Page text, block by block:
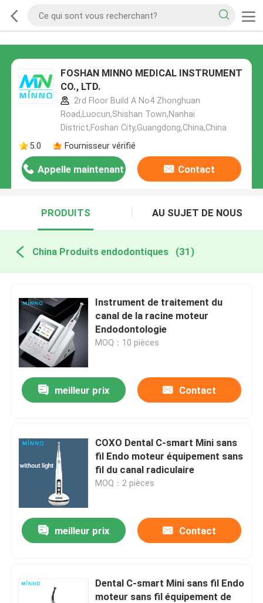
FOSHAN MINNO MEDICAL INSTRUMENT
CO., LTD.
2rd Floor Build A No4 Zhonghuan
Road,Luocun,Shishan Town,Nanhai
District,Foshan City,Guangdong,China,China
5.0
Fournisseur vérifié
Appelle maintenant Contact
PRODUITS AU SUJET DE NOUS
China Produits endodontiques (31)
Instrument de traitement du
canal de la racine moteur
Endodontologie
MOQ：10 pièces
meilleur prix Contact
COXO Dental C-smart Mini sans
fil Endo moteur équipement sans
fil du canal radiculaire
MOQ：2 pièces
meilleur prix Contact
Dental C-smart Mini sans fil Endo
moteur sans fil équipement de